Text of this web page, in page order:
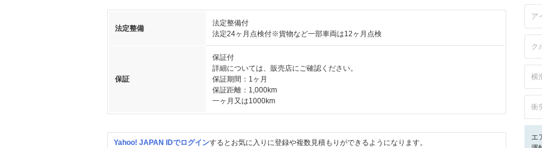
法定整備
法定整備付
法定24ヶ月点検付※貨物など一部車両は12ヶ月点検
保証
保証付
詳細については、販売店にご確認ください。
保証期間：1ヶ月
保証距離：1,000km
一ヶ月又は1000km
Yahoo! JAPAN IDでログインするとお気に入りに登録や複数見積もりができるようになります。
ア
ク
横
衝
エ